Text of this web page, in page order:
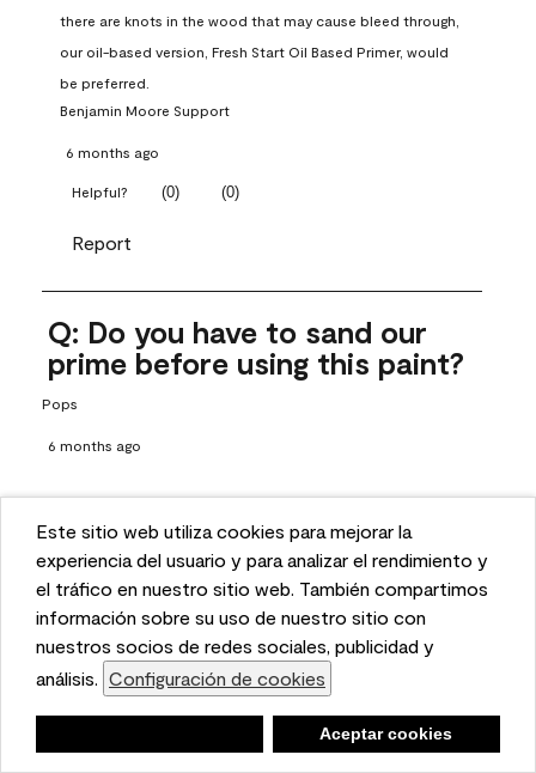
This website uses cookies to enhance user experience
and to analyze performance and traffic on our website.
We also share information about your use of our site
with our social media, advertising, and analytics
partners. Cookie Settings
Accept Cookies
Este sitio web utiliza cookies para mejorar la
experiencia del usuario y para analizar el rendimiento y
el tráfico en nuestro sitio web. También compartimos
información sobre su uso de nuestro sitio con
nuestros socios de redes sociales, publicidad y
análisis. Configuración de cookies
Aceptar cookies
there are knots in the wood that may cause bleed through,
our oil-based version, Fresh Start Oil Based Primer, would
be preferred.
Benjamin Moore Support
6 months ago
Helpful? (0) (0)
Report
Q: Do you have to sand our
prime before using this paint?
Pops
6 months ago
A: Thanks for reaching out! If the surface has a shine to it or
has been previously painted, we recommend properly
prepping the surface, which does include sanding and
priming. Proper prep includes a good cleaning and rinsing
Once dry, lightly sand the surfaces with a medium